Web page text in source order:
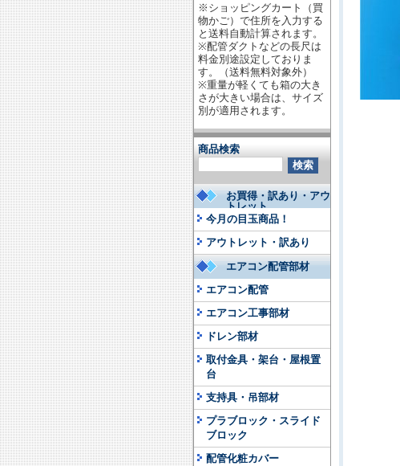
※ショッピングカート（買
物かご）で住所を入力する
と送料自動計算されます。
※配管ダクトなどの長尺は
料金別途設定しておりま
す。（送料無料対象外）
※重量が軽くても箱の大き
さが大きい場合は、サイズ
別が適用されます。
商品検索
お買得・訳あり・アウ
トレット
今月の目玉商品！
アウトレット・訳あり
エアコン配管部材
エアコン配管
エアコン工事部材
ドレン部材
取付金具・架台・屋根置
台
支持具・吊部材
プラブロック・スライド
ブロック
配管化粧カバー